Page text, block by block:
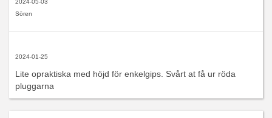
2024-05-03
Sören
2024-01-25
Lite opraktiska med höjd för enkelgips. Svårt at få ur röda
pluggarna